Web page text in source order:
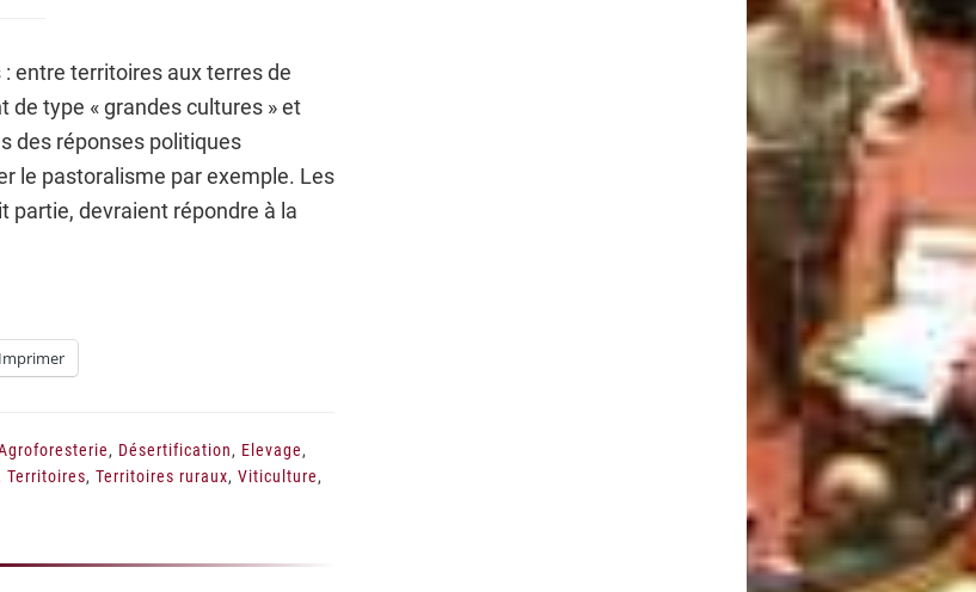
entre territoires aux terres de
type « grandes cultures » et
des réponses politiques
le pastoralisme par exemple. Les
partie, devraient répondre à la
Imprimer
, Désertification, Elevage,
Territoires, Territoires ruraux, Viticulture,